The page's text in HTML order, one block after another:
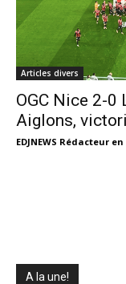
Articles divers
OGC Nice 2-0
Aiglons,
EDJNEWS Rédacteur
A la une!